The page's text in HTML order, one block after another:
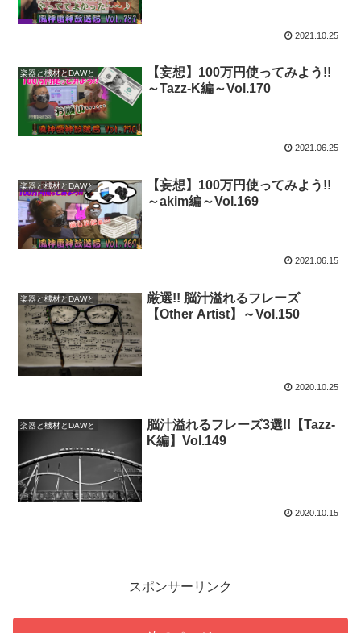
2021.10.25
楽器と機材とDAWと
【妄想】100万円使ってみよう!!
～Tazz-K編～Vol.170
2021.06.25
楽器と機材とDAWと
【妄想】100万円使ってみよう!!
～akim編～Vol.169
2021.06.15
楽器と機材とDAWと
厳選!! 脳汁溢れるフレーズ
【Other Artist】～Vol.150
2020.10.25
楽器と機材とDAWと
脳汁溢れるフレーズ3選!!【Tazz-
K編】Vol.149
2020.10.15
スポンサーリンク